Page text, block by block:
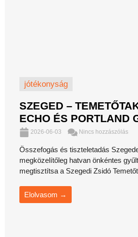
jótékonyság
SZEGED –
ECHO ÉS PORTLAND
2026-06-03 Nincs hozzászólás
Összefogás és tiszteletadás
megközelítőleg hatvan önkéntes
megtisztítsa a Szegedi Zsidó
Elolvasom →